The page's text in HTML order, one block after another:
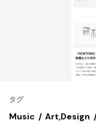
タグ
Music Art,Design